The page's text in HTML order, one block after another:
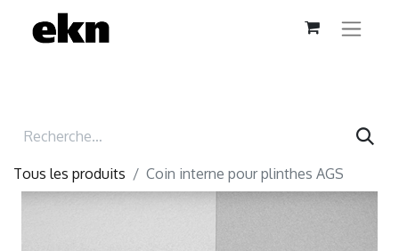
Tous les produits Coin interne pour plinthes AGS